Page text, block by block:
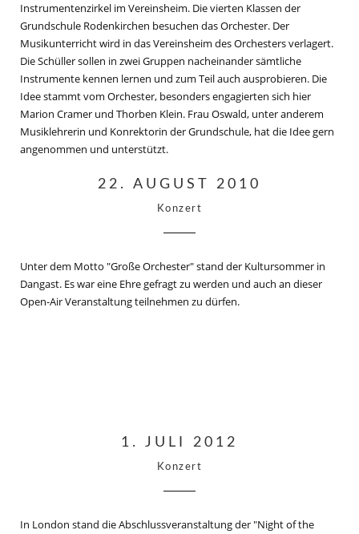
Instrumentenzirkel im Vereinsheim. Die vierten Klassen der
Grundschule Rodenkirchen besuchen das Orchester. Der
Musikunterricht wird in das Vereinsheim des Orchesters verlagert.
Die Schüller sollen in zwei Gruppen nacheinander sämtliche
Instrumente kennen lernen und zum Teil auch ausprobieren. Die
Idee stammt vom Orchester, besonders engagierten sich hier
Marion Cramer und Thorben Klein. Frau Oswald, unter anderem
Musiklehrerin und Konrektorin der Grundschule, hat die Idee gern
angenommen und unterstützt.
22. AUGUST 2010
Konzert
Unter dem Motto "Große Orchester" stand der Kultursommer in
Dangast. Es war eine Ehre gefragt zu werden und auch an dieser
Open-Air Veranstaltung teilnehmen zu dürfen.
1. JULI 2012
Konzert
In London stand die Abschlussveranstaltung der "Night of the